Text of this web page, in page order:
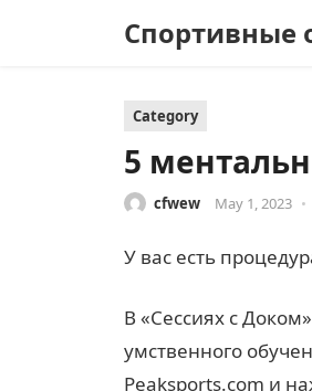
Спортивные
Category
5
cfwew May 1, 2023 •
У вас есть
В «Сессиях с
умственного
Peaksports.com и